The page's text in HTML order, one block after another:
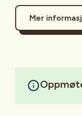
Mer